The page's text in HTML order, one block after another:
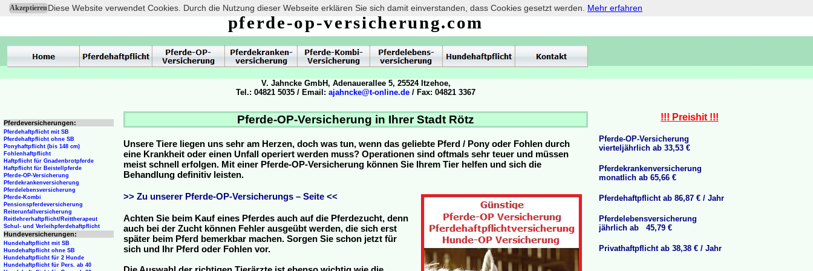
AkzeptierenDiese Website verwendet Cookies. Durch die Nutzung dieser Webseite erklären Sie sich damit einverstanden, dass Cookies gesetzt werden. Mehr erfahren
Pferde-OP-Versicherung in Ihrer Stadt Rötz
Unsere Tiere liegen uns sehr am Herzen, doch was tun, wenn das geliebte Pferd / Pony oder Fohlen durch
eine Krankheit oder einen Unfall operiert werden muss? Operationen sind oftmals sehr teuer und müssen
meist schnell erfolgen. Mit einer Pferde-OP-Versicherung können Sie Ihrem Tier helfen und sich die
Behandlung definitiv leisten.
>> Zu unserer Pferde-OP-Versicherungs – Seite <<
Achten Sie beim Kauf eines Pferdes auch auf die Pferdezucht, denn
auch bei der Zucht können Fehler ausgeübt werden, die sich erst
später beim Pferd bemerkbar machen. Sorgen Sie schon jetzt für
sich und Ihr Pferd oder Fohlen vor.
pferde-op-versicherung.com
!!! Preishit !!!
Pferde-OP-Versicherung
vierteljährlich ab 33,53 €
Pferdekrankenversicherung
monatlich ab 65,66 €
Pferdehaftpflicht ab 86,87 € / Jahr
Pferdelebensversicherung
jährlich ab 45,79 €
Privathaftpflicht ab 38,38 € / Jahr
Pferdeversicherungen:
Pferdehaftpflicht mit SB
Pferdehaftpflicht ohne SB
Ponyhaftpflicht (bis 148 cm)
Fohlenhaftpflicht
Haftpflicht für Gnadenbrotpferde
Haftpflicht für Beistellpferde
Pferde-OP-Versicherung
Pferdekrankenversicherung
Pferdelebensversicherung
Pferde-Kombi
Pensionspferdeversicherung
Reiterunfallversicherung
Reitlehrerhaftpflicht/Reittherapeut
Schul- und Verleihpferdehaftpflicht
Hundeversicherungen:
Hundehaftpflicht mit SB
Hundehaftpflicht ohne SB
Hundehaftpflicht für 2 Hunde
Hundehaftpflicht für Pers. ab 40
V. Jahncke GmbH, Adenauerallee 5, 25524 Itzehoe,
Tel.: 04821 5035 / Email: ajahncke@t-online.de / Fax: 04821 3367